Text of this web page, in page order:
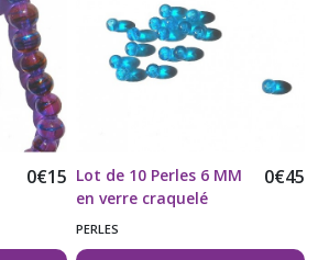
0€15 Lot de 10 Perles 6 MM
en verre craquelé
turquoise
0€45
PERLES